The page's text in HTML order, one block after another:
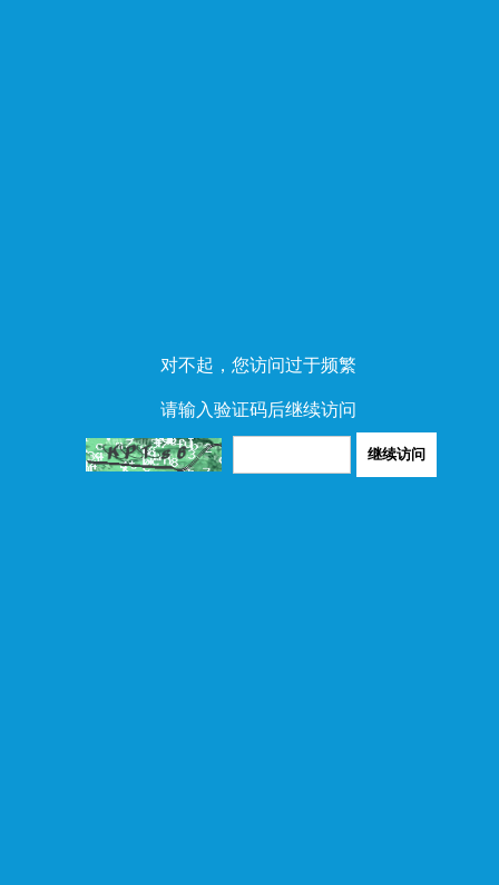
对不起，您访问过于频繁
请输入验证码后继续访问
继续访问